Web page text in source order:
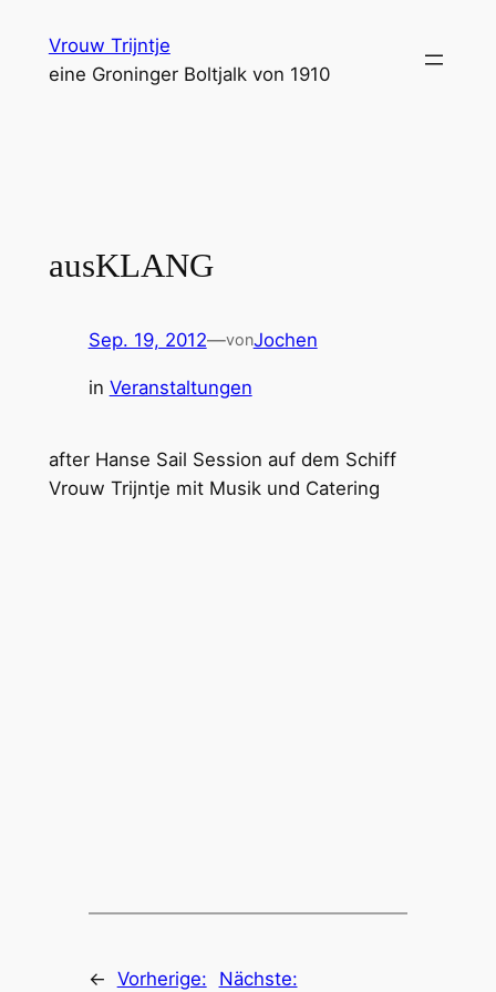
Inhalt
springen
Vrouw Trijntje
eine Groninger Boltjalk von 1910
ausKLANG
Sep. 19, 2012—vonJochen
in Veranstaltungen
after Hanse Sail Session auf dem Schiff
Vrouw Trijntje mit Musik und Catering
← Vorherige: Nächste: